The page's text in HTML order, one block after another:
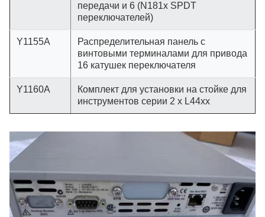
передачи и 6 (N181x SPDT
переключателей)
Y1155A
Распределительная панель с
винтовыми терминалами для привода
16 катушек переключателя
Y1160A
Комплект для установки на стойке для
инструментов серии 2 x L44xx